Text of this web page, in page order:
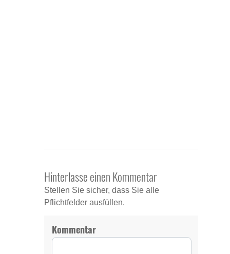
Hinterlasse einen Kommentar
Stellen Sie sicher, dass Sie alle
Pflichtfelder ausfüllen.
Kommentar